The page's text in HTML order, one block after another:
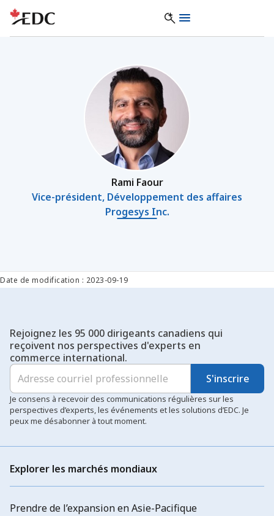
Rami Faour
Vice-président, Développement des affaires
Progesys Inc.
Date de modification : 2023-09-19
Rejoignez les 95 000 dirigeants canadiens qui
reçoivent nos perspectives d'experts en
commerce international.
S'inscrire
Je consens à recevoir des communications régulières sur les
perspectives d’experts, les événements et les solutions d’EDC. Je
peux me désabonner à tout moment.
Explorer les marchés mondiaux
Prendre de l’expansion en Asie-Pacifique